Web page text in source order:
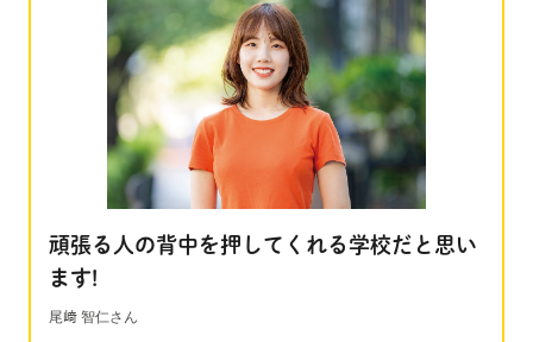
頑張る人の背中を押してくれる学校だと思い
ます!
尾﨑 智仁さん